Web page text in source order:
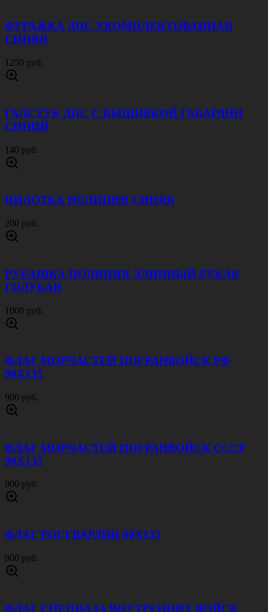
ФУРАЖКА ДПС УКОМПЛЕКТОВАННАЯ
СИНЯЯ
1250 руб.
ГАЛСТУК ДПС С ВЫШИВКОЙ ГАБАРДИН
СИНИЙ
140 руб.
ПИЛОТКА ПОЛИЦИЯ СИНЯЯ
200 руб.
РУБАШКА ПОЛИЦИЯ ДЛИННЫЙ РУКАВ
ГОЛУБАЯ
1000 руб.
ФЛАГ МОРЧАСТЕЙ ПОГРАНВОЙСК РФ
90Х135
900 руб.
ФЛАГ МОРЧАСТЕЙ ПОГРАНВОЙСК СССР
90Х135
900 руб.
ФЛАГ РОСГВАРДИИ 90Х135
900 руб.
ФЛАГ СПЕЦНАЗА ВНУТРЕННИХ ВОЙСК